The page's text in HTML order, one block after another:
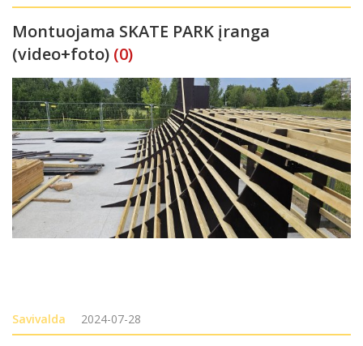
Montuojama SKATE PARK įranga
(video+foto) (0)
Savivalda 2024-07-28